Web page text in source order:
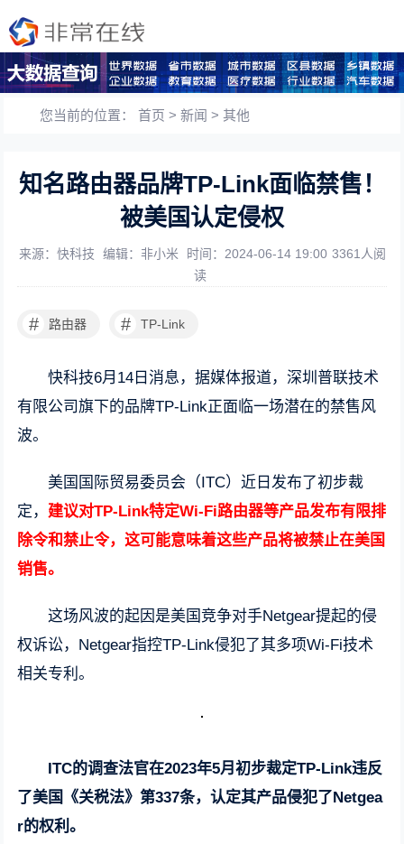
您当前的位置：首页 >新闻 >其他
知名路由器品牌TP-Link面临禁售！
被美国认定侵权
来源：快科技 编辑：非小米 时间：2024-06-14 19:00 3361人阅
读
# 路由器 # TP-Link
快科技6月14日消息，据媒体报道，深圳普联技术
有限公司旗下的品牌TP-Link正面临一场潜在的禁售风
波。
美国国际贸易委员会（ITC）近日发布了初步裁
定， 建议对TP-Link特定Wi-Fi路由器等产品发布有限排
除令和禁止令，这可能意味着这些产品将被禁止在美国
销售。
这场风波的起因是美国竞争对手Netgear提起的侵
权诉讼，Netgear指控TP-Link侵犯了其多项Wi-Fi技术
相关专利。
ITC的调查法官在2023年5月初步裁定TP-Link违反
了美国《关税法》第337条，认定其产品侵犯了Netgea
r的权利。